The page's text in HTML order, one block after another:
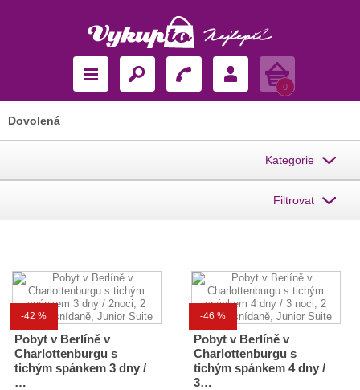
Košík
0
Dovolená
Kategorie
Filtrovat
-42 %
Pobyt v Berlíně v
Charlottenburgu s
tichým spánkem 3 dny /
…
-46 %
Pobyt v Berlíně v
Charlottenburgu s
tichým spánkem 4 dny /
3…